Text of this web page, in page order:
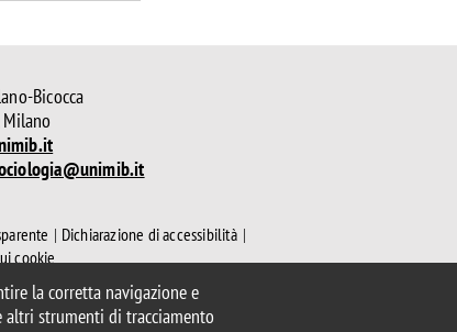
la corretta navigazione e
altri strumenti di tracciamento
Bicocca
Dichiarazione di accessibilità
cookie